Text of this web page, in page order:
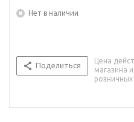
Нет в наличии
Поделиться
Цена
магазина
розничных